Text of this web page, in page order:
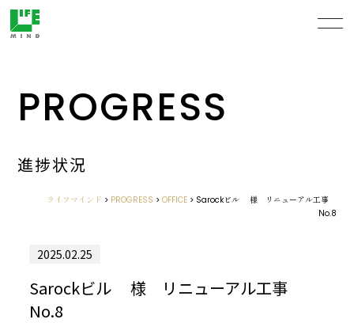
PROGRESS
進捗状況
ライフマインド > PROGRESS > OFFICE> Sarockビル 様 リニューアル工事
No.8
2025.02.25
Sarockビル 様 リニューアル工事
No.8